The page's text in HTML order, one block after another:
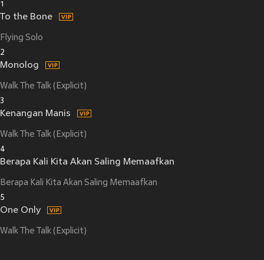
1
To the Bone
Flying Solo
2
Monolog
Walk The Talk (Explicit)
3
Kenangan Manis
Walk The Talk (Explicit)
4
Berapa Kali Kita Akan Saling Memaafkan
Berapa Kali Kita Akan Saling Memaafkan
5
One Only
Walk The Talk (Explicit)